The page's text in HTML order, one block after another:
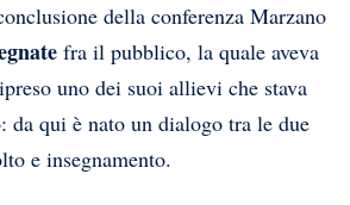
della conferenza Marzano
fra il pubblico, la quale aveva
uno dei suoi allievi che stava
da qui è nato un dialogo tra le due
e insegnamento.